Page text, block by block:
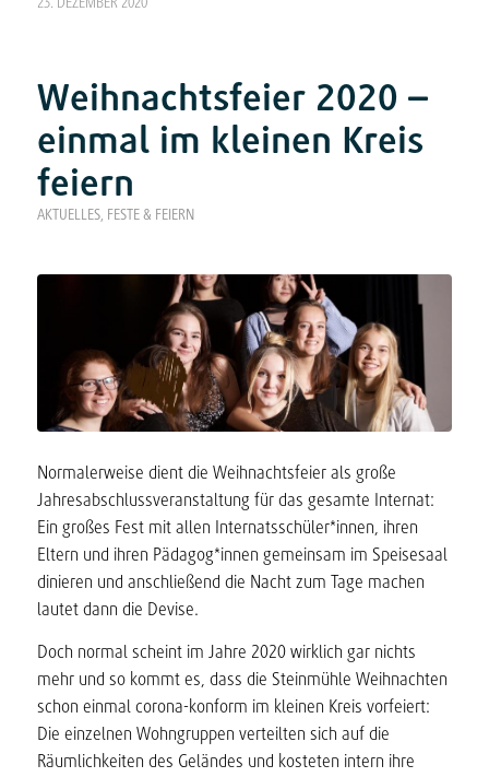
Weihnachtsfeier 2020 –
einmal im kleinen Kreis
feiern
AKTUELLES, FESTE & FEIERN
Normalerweise dient die Weihnachtsfeier als große
Jahresabschlussveranstaltung für das gesamte Internat:
Ein großes Fest mit allen Internatsschüler*innen, ihren
Eltern und ihren Pädagog*innen gemeinsam im Speisesaal
dinieren und anschließend die Nacht zum Tage machen
lautet dann die Devise.
Doch normal scheint im Jahre 2020 wirklich gar nichts
mehr und so kommt es, dass die Steinmühle Weihnachten
schon einmal corona-konform im kleinen Kreis vorfeiert:
Die einzelnen Wohngruppen verteilten sich auf die
Räumlichkeiten des Geländes und kosteten intern ihre